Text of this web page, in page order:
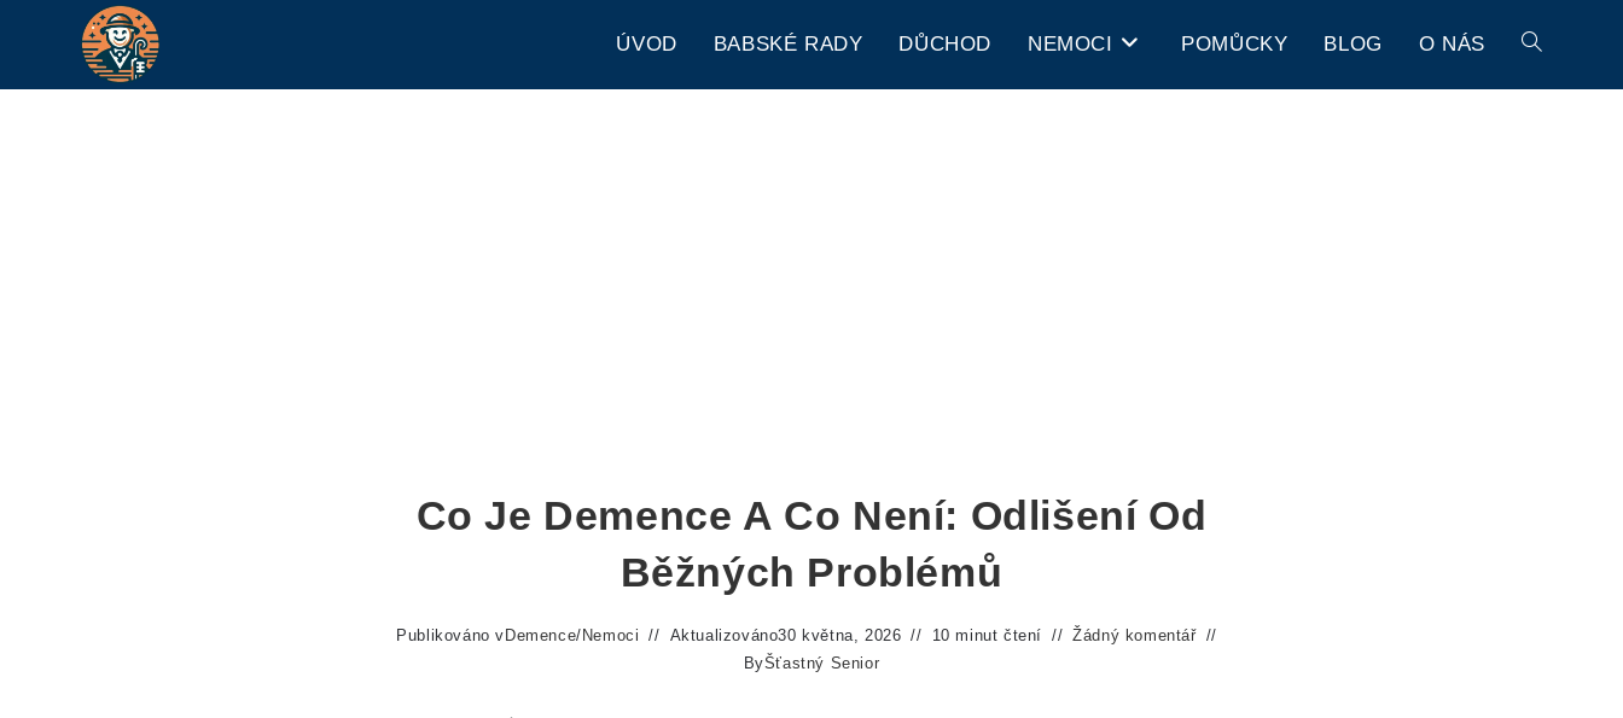
ÚVOD BABSKÉ RADY DŮCHOD NEMOCI POMŮCKY BLOG O NÁS
Co Je Demence A Co Není: Odlišení Od
Běžných Problémů
Publikováno v Demence/ Nemoci Aktualizováno30 května, 2026 10 minut čtení
Žádný komentář
ByŠťastný Senior